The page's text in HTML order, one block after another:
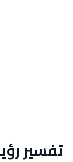
تفسير